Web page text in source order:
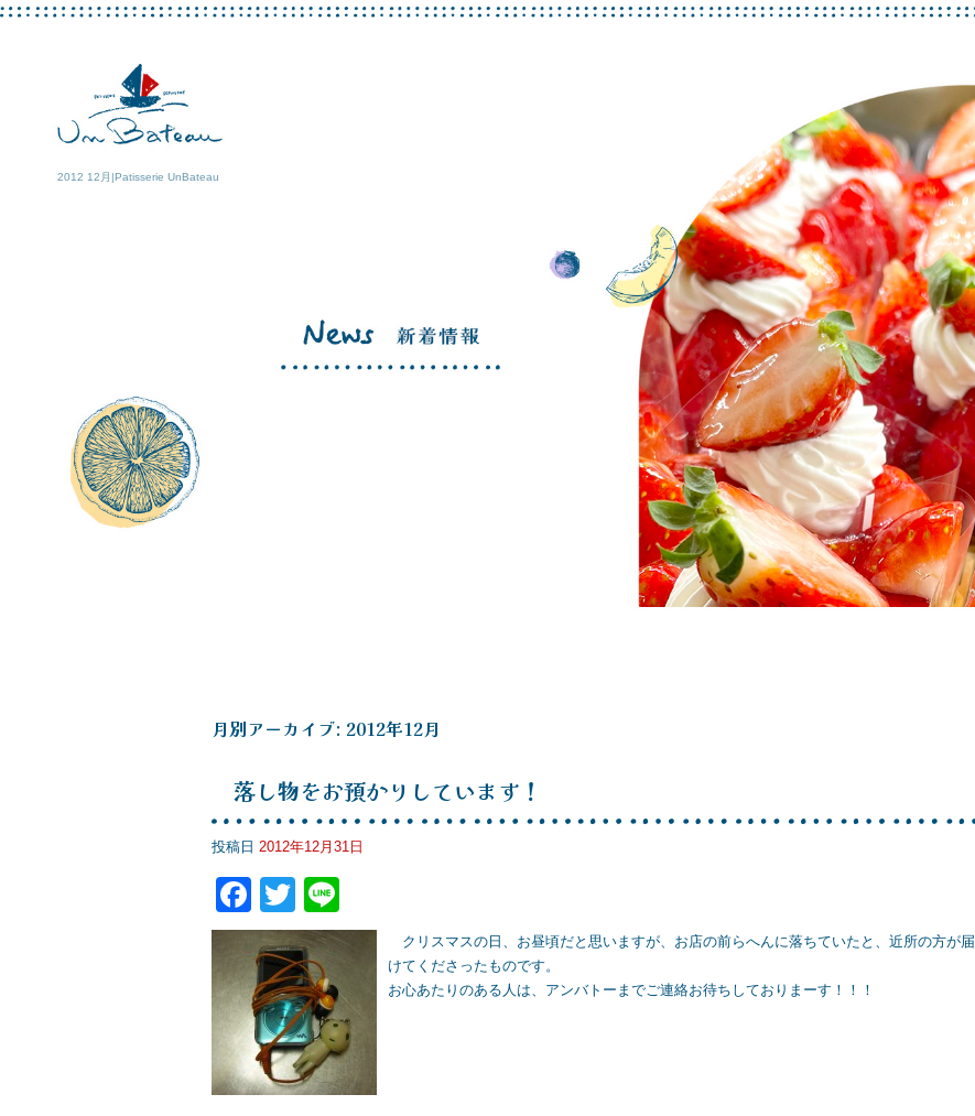
2012 12月|Patisserie UnBateau
月別アーカイブ: 2012年12月
落し物をお預かりしています！
投稿日 2012年12月31日
F
a
c
e
b
o
o
T
wi
tt
er
n
e
クリスマスの日、お昼頃だと思いますが、お店の前らへんに落ちていたと、近所の方が届
けてくださったものです。
お心あたりのある人は、アンバトーまでご連絡お待ちしておりまーす！！！